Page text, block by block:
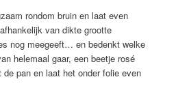
rondom bruin en laat even
van dikte grootte
nog meegeeft… en bedenkt welke
helemaal gaar, een beetje rosé
pan en laat het onder folie even